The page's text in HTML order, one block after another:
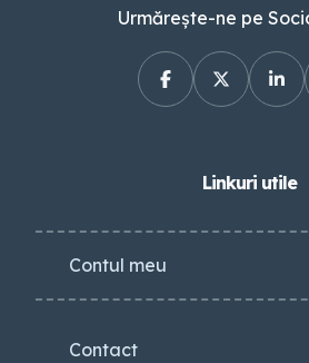
Urmărește-ne pe
Linkuri utile
Contul meu
Contact